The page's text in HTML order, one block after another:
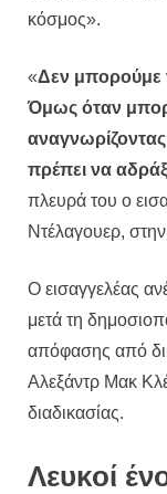
κόσμος».
«Δεν μπορούμε
Όμως όταν
αναγνωρίζοντας
πρέπει να
πλευρά του ο
Ντέλαγουερ,
Ο εισαγγελέας
μετά τη
απόφασης από
Αλεξάντρ Μακ
διαδικασίας.
Λευκοί